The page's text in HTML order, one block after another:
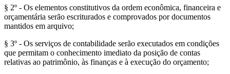
§ 2º - Os elementos constitutivos da ordem econômica, financeira e
orçamentária serão escriturados e comprovados por documentos
mantidos em arquivo;
§ 3º - Os serviços de contabilidade serão executados em condições
que permitam o conhecimento imediato da posição de contas
relativas ao patrimônio, às finanças e à execução do orçamento;